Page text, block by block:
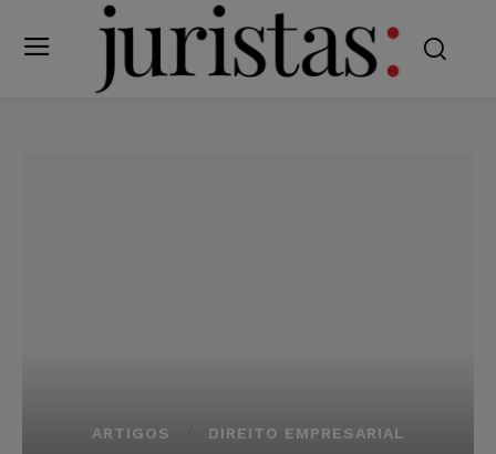
ARTIGOS DIREITO EMPRESARIAL